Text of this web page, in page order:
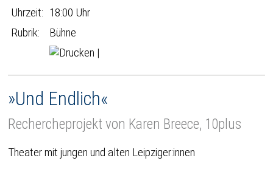
Uhrzeit: 18:00 Uhr
Rubrik:
Bühne
|
»Und Endlich«
Rechercheprojekt von Karen Breece, 10plus
Theater mit jungen und alten Leipziger:innen